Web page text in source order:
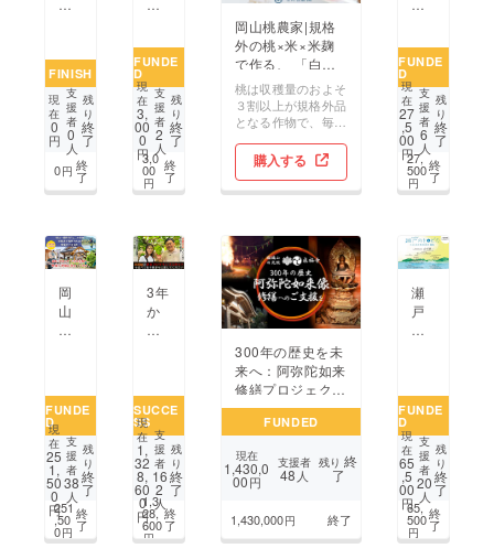
サ
建
設
計
画
所
ラ
ス
「青
春
米」
の
開
発
＆
販
療
慢
性
疼
痛
や
重
症
状
へ
向
け
た
整
体
ス
を
提
供
し
た
い
FINISH
現
在
0
円
支
援
者
0
人
残
り
終
了
0円 終
了
＆
87c
の
快
適
空
間
リ
ル
プ
ロ
ジェ
ク
ト
FUNDE
D
現
在
3,
00
0
円
支
援
者
2
人
残
り
終
了
3,0
00
円
終
了
岡山桃農家|規格
外の桃×米×米麹
で作る、 「白桃
甘酒」再挑戦！！
桃は収穫量のおよそ
３割以上が規格外品
となる作物で、毎年
ます。少し傷があっ
たり、打ち身があっ
たり、変形だった
だけで、廃棄される
桃を何とか活用でき
ないかと考え、九州
は大分県の老舗酒蔵
と共同で白桃甘酒の
商品化に成功。自慢
に届けたい。
購入する
NY
内V
男
子】
3月
に
は
そ
れ
の
道
へ。
最
後
指
す
は
全
国
大
会
出
場
FUNDE
D
現
在
27
,5
00
円
支
援
者
6
人
残
り
終
了
27,
500
円
終
了
岡
山
県・
上
原
の
「な
ご
み
茶
FUNDE
D現
在
25
1,
50
0
円
支
援
者
38
人
残
り
終
了
251
,50
0円
終
了
3年
か
け
ン
マ
ス
カッ
ト
が
初
収
SUCCE
SS
現
在
1,
32
8,
60
0
円
支
援
者
16
2
人
残
り
終
了
1,3
28,
600
円
終
了
300年の歴史を未
来へ：阿弥陀如来
修繕プロジェク
ト！
FUNDED
現在
1,430,0
00円
支援者
48 人
残り 終
了
1,430,000円 終了
瀬
戸
内
カ
た
ま
の
渋
川
海
FUNDE
D
現
在
65
,5
00
円
支
援
者
20
人
残
り
終
了
65,
500
円
終
了